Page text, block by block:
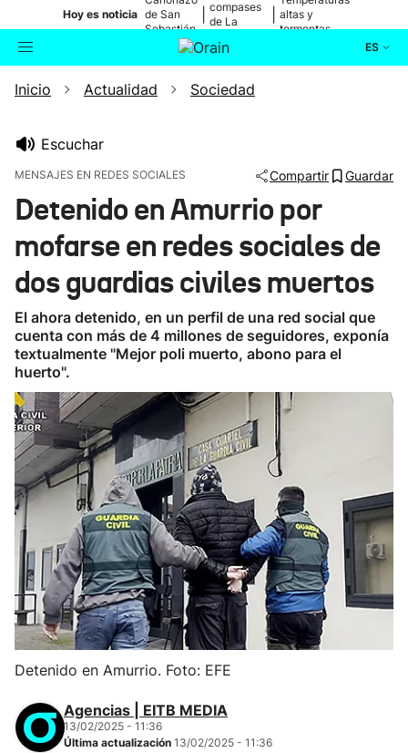
Hoy es noticia de San
Sebastián
compases
de La
altas y
tormentas
ES
Buscador Actualidad
Ikusmiran
Eguraldia
Inicio Actualidad Sociedad
Escuchar
MENSAJES EN REDES SOCIALES Compartir Guardar
Detenido en Amurrio por
mofarse en redes sociales de
dos guardias civiles muertos
El ahora detenido, en un perfil de una red social que
cuenta con más de 4 millones de seguidores, exponía
textualmente "Mejor poli muerto, abono para el
huerto".
Detenido en Amurrio. Foto: EFE
Agencias | EITB MEDIA
13/02/2025 - 11:36
Última actualización 13/02/2025 - 11:36